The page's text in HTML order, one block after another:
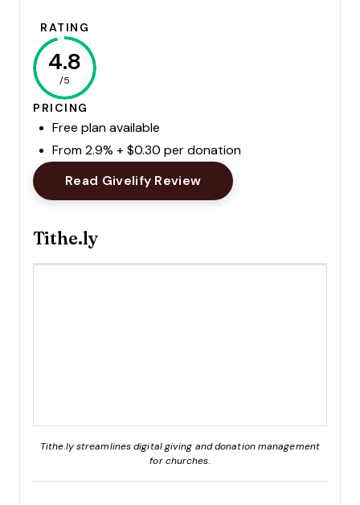
RATING
4.8
/5
PRICING
Free plan available
From 2.9% + $0.30 per donation
Read Givelify ReviewOpens New Window
Tithe.ly
Tithe.ly streamlines digital giving and donation management
for churches.